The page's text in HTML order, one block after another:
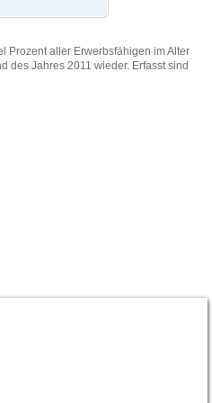
Prozent aller Erwerbsfähigen im Alter
des Jahres 2011 wieder. Erfasst sind